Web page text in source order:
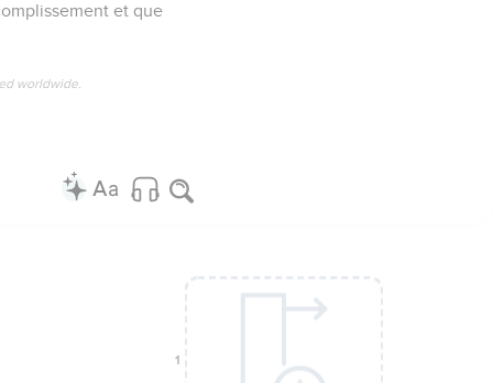
et que
worldwide.
1